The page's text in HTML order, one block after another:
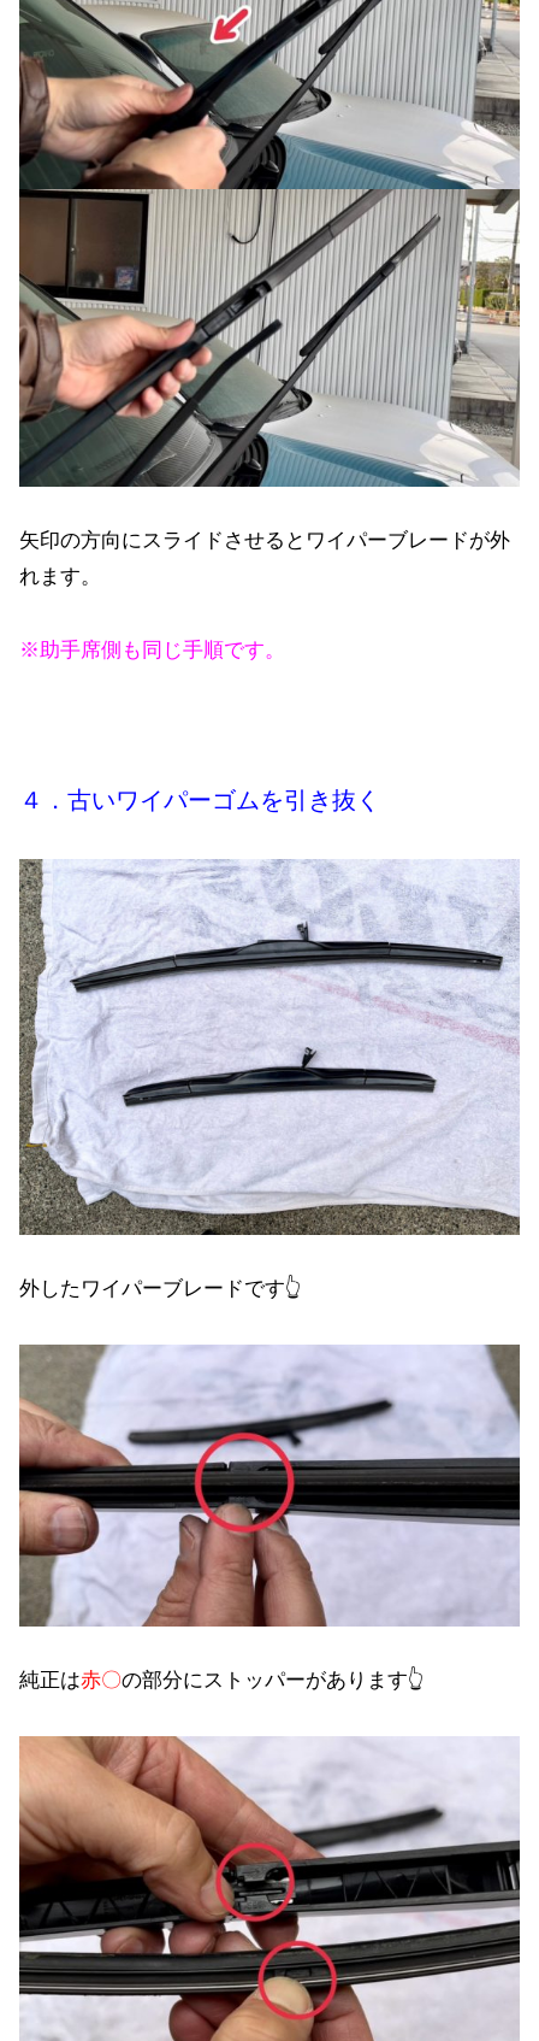
矢印の方向にスライドさせるとワイパーブレードが外
れます。
※助手席側も同じ手順です。
４．古いワイパーゴムを引き抜く
外したワイパーブレードです👆
純正は赤〇の部分にストッパーがあります👆